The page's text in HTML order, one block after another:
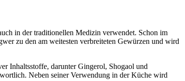
in der traditionellen Medizin verwendet. Schon im
zu den am weitesten verbreiteten Gewürzen und wird
Inhaltsstoffe, darunter Gingerol, Shogaol und
Neben seiner Verwendung in der Küche wird